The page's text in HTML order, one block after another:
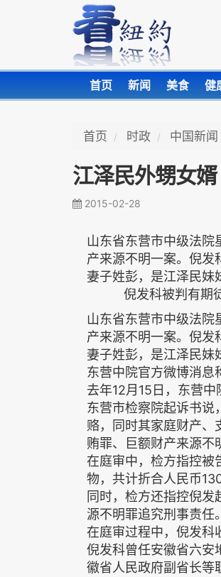
首页 新闻 美食 健
首页 时政 中国新闻
江泽民外甥女
2015-02-28
山东省东营市中级法
产来源不明一案。倪发
妻子姓彭，是江泽民妹
倪发科被判有期
山东省东营市中级法
产来源不明一案。倪发
妻子姓彭，是江泽民妹
东营中院官方微博消息
去年12月15日，东营中
东营市检察院起诉书说
赂，同时其家庭财产、
贿罪、巨额财产来源不
在庭审中，检方指控被
物，共计折合人民币
同时，检方还指控倪
源不明罪追究刑事责任
在庭审过程中，倪发科
倪发科曾任安徽省六安
徽省人民政府副省长等